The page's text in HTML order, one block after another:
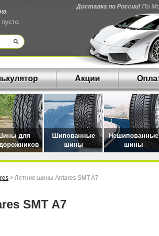
Доставка по России! По
Акции
для
Шипованные
шины
Нешипованные
шины
» Летние шины Antares SMT A7
SMT A7